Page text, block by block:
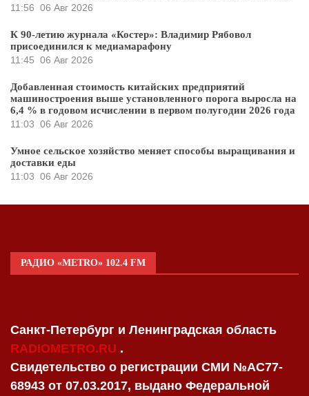
11:56 06 Авг 2026
К 90-летию журнала «Костер»: Владимир Рябовол
присоединился к медиамарафону
11:45 06 Авг 2026
Добавленная стоимость китайских предприятий
машиностроения выше установленного порога выросла на
6,4 % в годовом исчислении в первом полугодии 2026 года
11:03 06 Авг 2026
Умное сельское хозяйство меняет способы выращивания и
доставки еды
11:03 06 Авг 2026
РАДИО «METRO» 102.4 FM
Санкт-Петербург и Ленинградская область
RADIOMETRO.RU .
Свидетельство о регистрации СМИ №AC77-
68943 от 07.03.2017, выдано Федеральной